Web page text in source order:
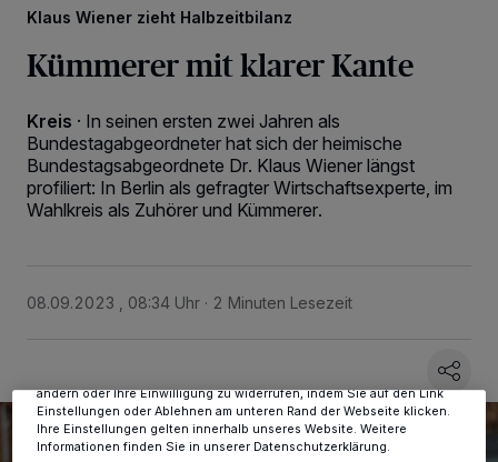
Klaus Wiener zieht Halbzeitbilanz
Kümmerer mit klarer Kante
Kreis · In seinen ersten zwei Jahren als
Bundestagabgeordneter hat sich der heimische
Bundestagsabgeordnete Dr. Klaus Wiener längst
profiliert: In Berlin als gefragter Wirtschaftsexperte, im
Wahlkreis als Zuhörer und Kümmerer.
08.09.2023 , 08:34 Uhr 2 Minuten Lesezeit
Tracking-Technologien für die unter „Wir und unsere Partner
ändern oder Ihre Einwilligung zu widerrufen, indem Sie auf den Link
Einstellungen oder Ablehnen am unteren Rand der Webseite klicken.
Ihre Einstellungen gelten innerhalb unseres Website. Weitere
Informationen finden Sie in unserer Datenschutzerklärung.